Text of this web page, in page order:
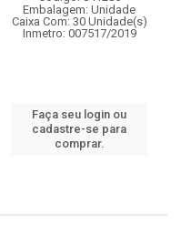
Embalagem: Unidade
Caixa Com: 30 Unidade(s)
Inmetro: 007517/2019
Faça seu login ou
cadastre-se para
comprar.